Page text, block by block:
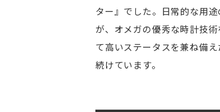
ター』でした。日常的な用
が、オメガの優秀な時計技
て高いステータスを兼ね備
続けています。